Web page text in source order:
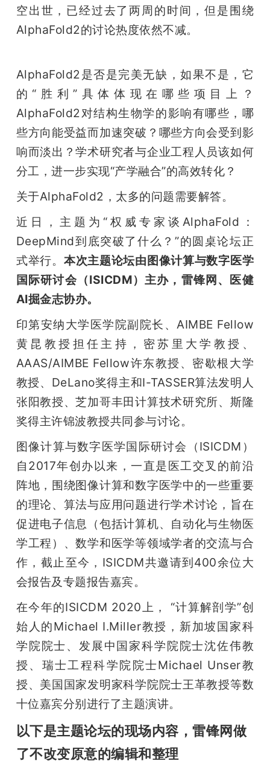
动
心
GAIR
题
机
空出世，已经过去了两周的时间，但是围绕
AlphaFold2的讨论热度依然不减。
AlphaFold2是否是完美无缺，如果不是，它
的“胜利”具体体现在哪些项目上？
AlphaFold2对结构生物学的影响有哪些，哪
些方向能受益而加速突破？哪些方向会受到影
响而淡出？学术研究者与企业工程人员该如何
分工，进一步实现“产学融合”的高效转化？
关于AlphaFold2，太多的问题需要解答。
近日，主题为“权威专家谈AlphaFold：
DeepMind到底突破了什么？”的圆桌论坛正
式举行。 本次主题论坛由图像计算与数字医学
国际研讨会（ISICDM）主办，雷锋网、医健
AI掘金志协办。
印第安纳大学医学院副院长、AIMBE Fellow
黄昆教授担任主持，密苏里大学教授、
AAAS/AIMBE Fellow许东教授、密歇根大学
教授、DeLano奖得主和I-TASSER算法发明人
张阳教授、芝加哥丰田计算技术研究所、斯隆
奖得主许锦波教授共同参与讨论。
图像计算与数字医学国际研讨会（ISICDM）
自2017年创办以来，一直是医工交叉的前沿
阵地，围绕图像计算和数字医学中的一些重要
的理论、算法与应用问题进行学术讨论，旨在
促进电子信息（包括计算机、自动化与生物医
学工程）、数学和医学等领域学者的交流与合
作，截止至今，ISICDM共邀请到400余位大
会报告及专题报告嘉宾。
在今年的ISICDM 2020上， “计算解剖学”创
始人的Michael I.Miller教授，新加坡国家科
学院院士、发展中国家科学院院士沈佐伟教
授、瑞士工程科学院院士Michael Unser教
授、美国国家发明家科学院院士王革教授等数
十位嘉宾分别进行了主题演讲。
以下是主题论坛的现场内容，雷锋网做
了不改变原意的编辑和整理